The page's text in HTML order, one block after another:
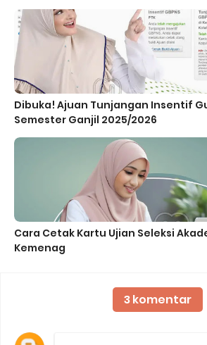
Dibuka! Ajuan Tunjangan Insentif
Semester Ganjil 2025/2026
Cara Cetak Kartu Ujian Seleksi
Kemenag
3 komentar